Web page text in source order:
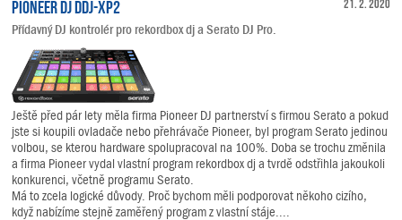
Pioneer DJ DDJ-XP2
Přídavný DJ kontrolér pro rekordbox dj a Serato DJ Pro.
Ještě před pár lety měla firma Pioneer DJ partnerství s firmou Serato a pokud
jste si koupili ovladače nebo přehrávače Pioneer, byl program Serato jedinou
volbou, se kterou hardware spolupracoval na 100%. Doba se trochu změnila
a firma Pioneer vydal vlastní program rekordbox dj a tvrdě odstřihla jakoukoli
konkurenci, včetně programu Serato.
Má to zcela logické důvody. Proč bychom měli podporovat někoho cizího,
když nabízíme stejně zaměřený program z vlastní stáje....